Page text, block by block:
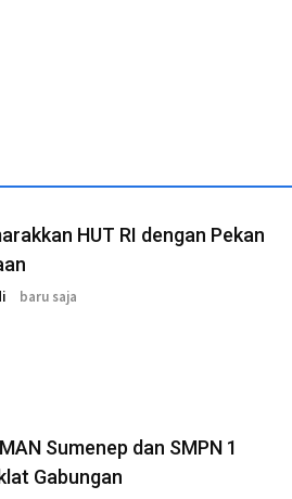
HUT RI dengan Pekan
baru saja
Sumenep dan SMPN 1
Gabungan